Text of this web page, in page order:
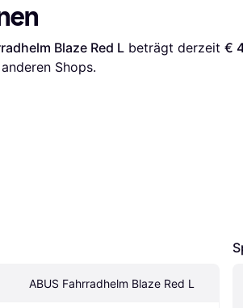
Blaze Red L beträgt derzeit €
anderen Shops.
ABUS Fahrradhelm Blaze Red L